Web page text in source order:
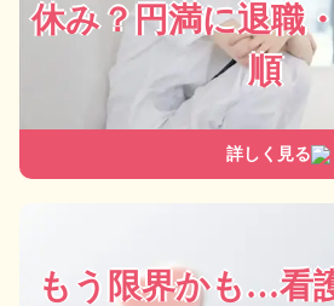
休み？円満に退職
順
詳しく見る
もう限界かも…看